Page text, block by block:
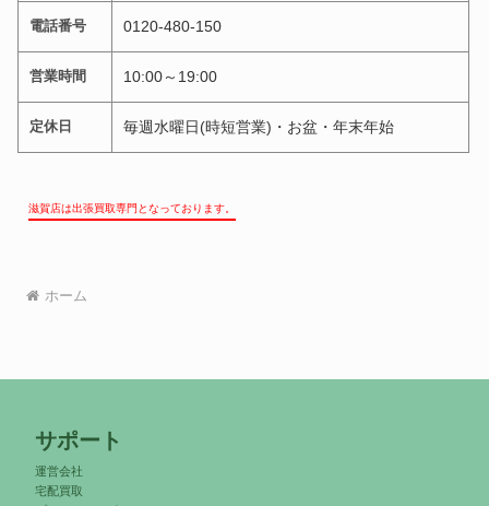
電話番号 0120-480-150
営業時間 10:00～19:00
定休日 毎週水曜日(時短営業)・お盆・年末年始
滋賀店は出張買取専門となっております。
ホーム
サポート
運営会社
宅配買取